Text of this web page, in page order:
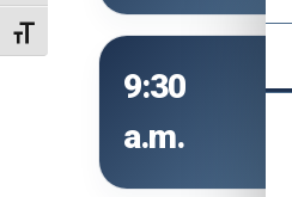
Alternar tamaño de letra
9:30
a.m.